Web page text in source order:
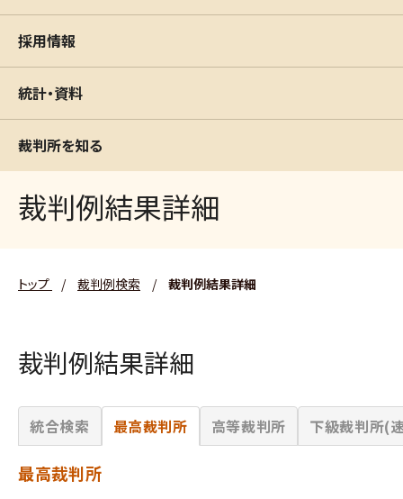
採用情報
統計・資料
裁判所を知る
裁判例結果詳細
トップ / 裁判例検索 / 裁判例結果詳細
裁判例結果詳細
統合検索 最高裁判所 高等裁判所 下級裁判所(
最高裁判所